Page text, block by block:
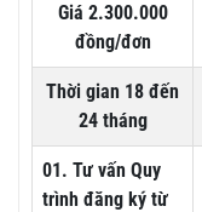
Giá 2.300.000
đồng/đơn
Thời gian 18 đến
24 tháng
01. Tư vấn Quy
trình đăng ký từ